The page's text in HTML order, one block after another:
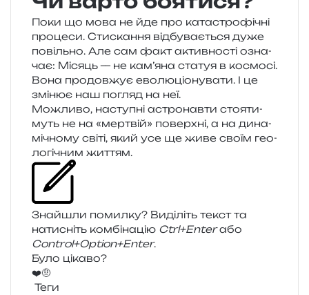
Поки що мова не йде про ката­стро­фі­чні
про­це­си. Стискання від­бу­ва­є­ться дуже
повіль­но. Але сам факт актив­но­сті озна­
чає: Місяць — не кам’яна ста­туя в космо­сі.
Вона про­дов­жує ево­лю­ціо­ну­ва­ти. І це
змі­нює наш погляд на неї.
Можливо, насту­пні астро­нав­ти сто­я­ти­
муть не на «мер­твій» поверх­ні, а на дина­
мі­чно­му світі, який усе ще живе своїм гео­
ло­гі­чним життям.
Знайшли помил­ку? Виділіть текст та
нати­сніть ком­бі­на­цію Ctrl+Enterабо
Control+Option+Enter.
Було цікаво?
❤️🤨
Теги